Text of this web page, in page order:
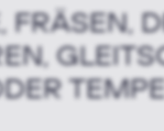
FRÄSEN,